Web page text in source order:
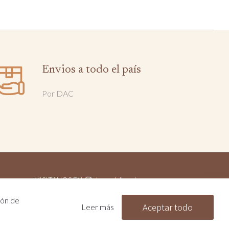
Envios a todo el país
Por DAC
VISITANOS EN lanasdelbombero
de
Leer más Aceptar todo